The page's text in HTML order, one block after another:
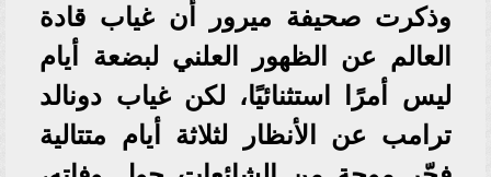
وذكرت صحيفة ميرور أن غياب قادة
العالم عن الظهور العلني لبضعة أيام
ليس أمرًا استثنائيًا، لكن غياب دونالد
ترامب عن الأنظار لثلاثة أيام متتالية